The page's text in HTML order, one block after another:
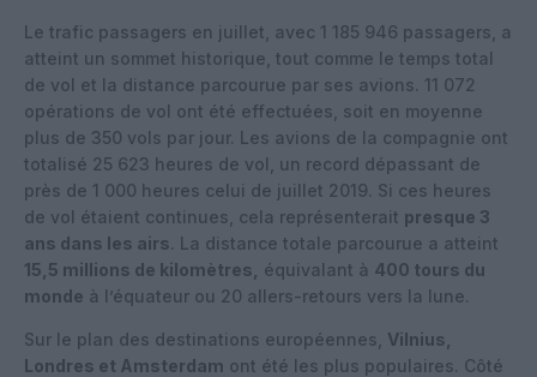
Le trafic passagers en juillet, avec 1 185 946 passagers, a
atteint un sommet historique, tout comme le temps total
de vol et la distance parcourue par ses avions. 11 072
opérations de vol ont été effectuées, soit en moyenne
plus de 350 vols par jour. Les avions de la compagnie ont
totalisé 25 623 heures de vol, un record dépassant de
près de 1 000 heures celui de juillet 2019. Si ces heures
de vol étaient continues, cela représenterait presque 3
ans dans les airs. La distance totale parcourue a atteint
15,5 millions de kilomètres,
équivalant à 400 tours du
monde à l’équateur ou 20 allers-retours vers la lune.
Sur le plan des destinations européennes, Vilnius,
Londres et Amsterdam ont été les plus populaires. Côté